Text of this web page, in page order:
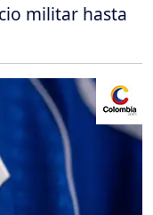
militar hasta